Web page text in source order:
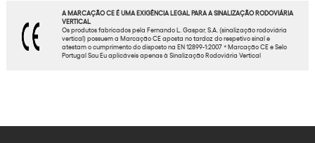
A MARCAÇÃO CE É UMA EXIGÊNCIA LEGAL PARA A SINALIZAÇÃO RODOVIÁRIA
VERTICAL
Os produtos fabricados pela Fernando L. Gaspar, S.A. (sinalização rodoviária
vertical) possuem a Marcação CE aposta no tardoz do respetivo sinal e
atestam o cumprimento do disposto na EN 12899-1:2007 * Marcação CE e Selo
Portugal Sou Eu aplicáveis apenas à Sinalização Rodoviária Vertical